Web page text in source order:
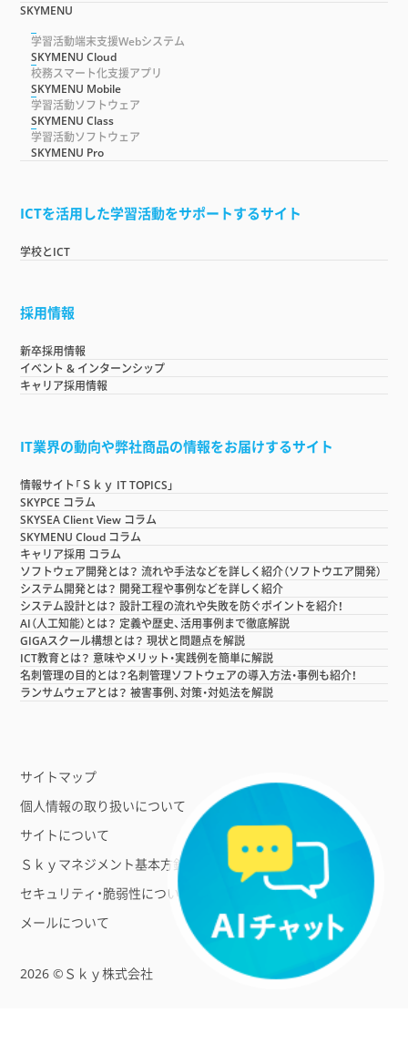
SKYMENU
学習活動端末支援Webシステム
SKYMENU Cloud
校務スマート化支援アプリ
SKYMENU Mobile
学習活動ソフトウェア
SKYMENU Class
学習活動ソフトウェア
SKYMENU Pro
ICTを活用した学習活動をサポートするサイト
学校とICT
採用情報
新卒採用情報
イベント & インターンシップ
キャリア採用情報
IT業界の動向や弊社商品の情報をお届けするサイト
情報サイト「Ｓｋｙ IT TOPICS」
SKYPCE コラム
SKYSEA Client View コラム
SKYMENU Cloud コラム
キャリア採用 コラム
ソフトウェア開発とは？ 流れや手法などを詳しく紹介（ソフトウエア開発）
システム開発とは？ 開発工程や事例などを詳しく紹介
システム設計とは？ 設計工程の流れや失敗を防ぐポイントを紹介！
AI（人工知能）とは？ 定義や歴史、活用事例まで徹底解説
GIGAスクール構想とは？ 現状と問題点を解説
ICT教育とは？ 意味やメリット・実践例を簡単に解説
名刺管理の目的とは？名刺管理ソフトウェアの導入方法・事例も紹介！
ランサムウェアとは？ 被害事例、対策・対処法を解説
サイトマップ
個人情報の取り扱いについて
サイトについて
Ｓｋｙマネジメント基本方針
セキュリティ・脆弱性について
メールについて
2026 ©Ｓｋｙ株式会社